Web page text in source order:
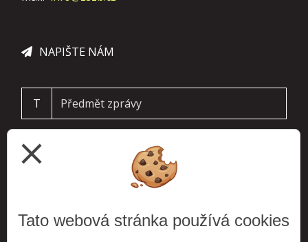
NAPIŠTE NÁM
T
close
Tato webová stránka používá cookies